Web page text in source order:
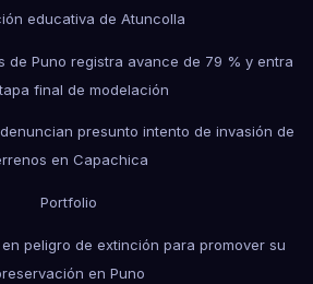
educativa de Atuncolla
de Puno registra avance de 79 % y entra
final de modelación
presunto intento de invasión de
en Capachica
Portfolio
peligro de extinción para promover su
en Puno